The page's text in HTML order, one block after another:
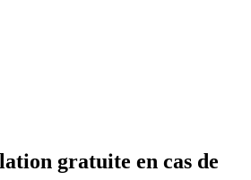
gratuite en cas de